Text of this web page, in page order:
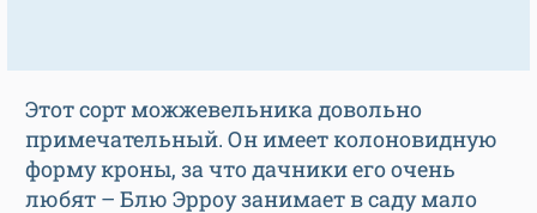
Этот сорт можжевельника довольно
примечательный. Он имеет колоновидную
форму кроны, за что дачники его очень
любят – Блю Эрроу занимает в саду мало